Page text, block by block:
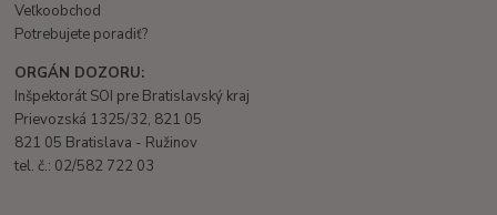
Veľkoobchod
Potrebujete poradiť?
ORGÁN DOZORU:
Inšpektorát SOI pre Bratislavský kraj
Prievozská 1325/32, 821 05
821 05 Bratislava - Ružinov
tel. č.: 02/582 722 03